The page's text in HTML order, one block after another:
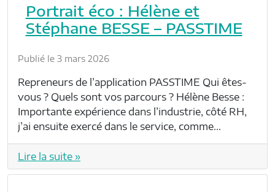
Portrait éco : Hélène et
Stéphane BESSE – PASSTIME
Publié le 3 mars 2026
Repreneurs de l’application PASSTIME Qui êtes-
vous ? Quels sont vos parcours ? Hélène Besse :
Importante expérience dans l’industrie, côté RH,
j’ai ensuite exercé dans le service, comme…
Lire la suite »